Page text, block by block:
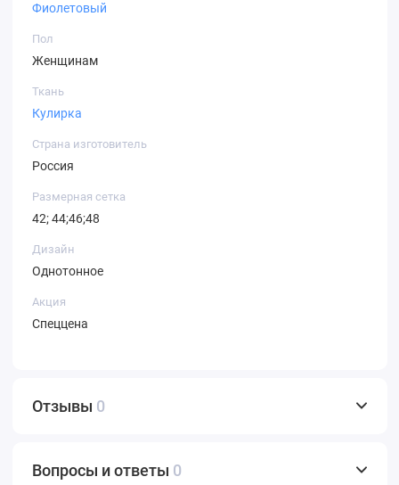
Фиолетовый
Пол
Женщинам
Ткань
Кулирка
Страна изготовитель
Россия
Размерная сетка
42; 44;46;48
Дизайн
Однотонное
Акция
Спеццена
Отзывы 0
Вопросы и ответы 0